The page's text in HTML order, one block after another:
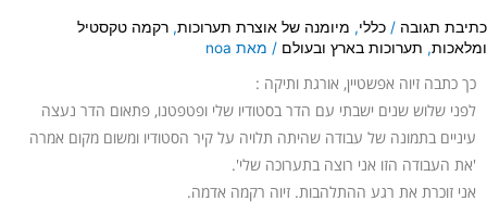
כתיבת תגובה / כללי, מיומנה של אוצרת תערוכות, רקמה טקסטיל
ומלאכות, תערוכות בארץ ובעולם / מאת noa
כך כתבה זיוה אפשטיין, אורגת ותיקה :
לפני שלוש שנים ישבתי עם הדר בסטודיו שלי ופטפטנו, פתאום הדר נעצה
עיניים בתמונה של עבודה שהיתה תלויה על קיר הסטודיו ומשום מקום אמרה
'את העבודה הזו אני רוצה בתערוכה שלי'.
אני זוכרת את רגע ההתלהבות. זיוה רקמה אדמה.